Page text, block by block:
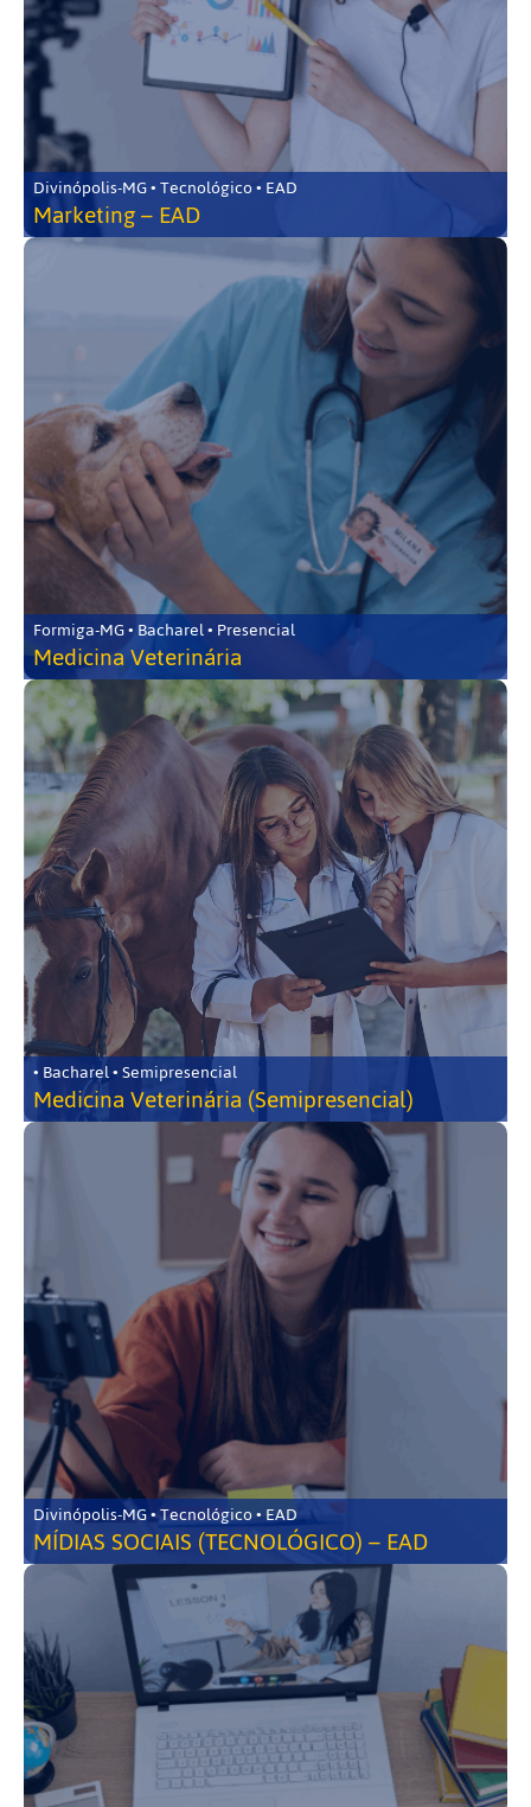
Divinópolis-MG • Tecnológico • EAD
Marketing – EAD
Formiga-MG • Bacharel • Presencial
Medicina Veterinária
• Bacharel • Semipresencial
Medicina Veterinária (Semipresencial)
Divinópolis-MG • Tecnológico • EAD
MÍDIAS SOCIAIS (TECNOLÓGICO) – EAD